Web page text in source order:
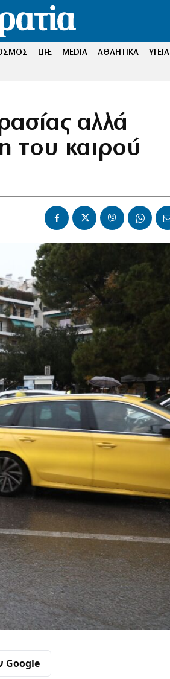
LIFE MEDIA ΑΘΛΗΤΙΚΑ ΥΓΕΙΑ
αλλά
του καιρού
Google